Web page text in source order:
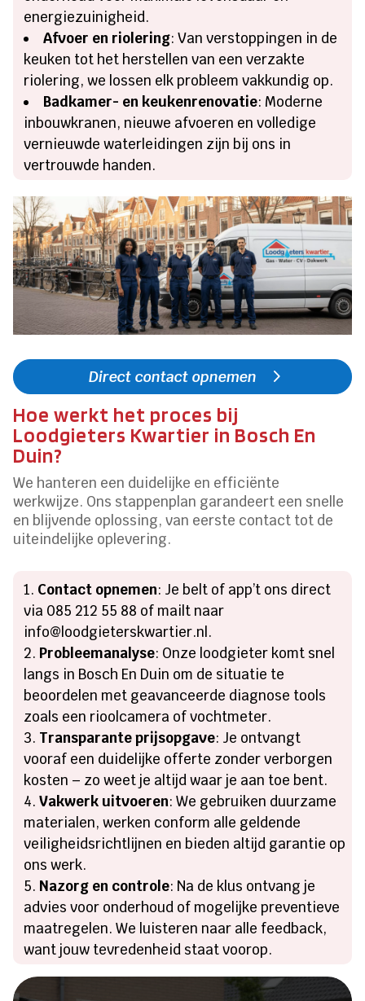
energiezuinigheid.
Afvoer en riolering: Van verstoppingen in de
keuken tot het herstellen van een verzakte
riolering, we lossen elk probleem vakkundig op.
Badkamer- en keukenrenovatie: Moderne
inbouwkranen, nieuwe afvoeren en volledige
vernieuwde waterleidingen zijn bij ons in
vertrouwde handen.
Direct contact opnemen
Hoe werkt het proces bij
Loodgieters Kwartier in Bosch En
Duin?
We hanteren een duidelijke en efficiënte
werkwijze. Ons stappenplan garandeert een snelle
en blijvende oplossing, van eerste contact tot de
uiteindelijke oplevering.
Contact opnemen: Je belt of app’t ons direct
via 085 212 55 88 of mailt naar
info@loodgieterskwartier.nl.
Probleemanalyse: Onze loodgieter komt snel
langs in Bosch En Duin om de situatie te
beoordelen met geavanceerde diagnose tools
zoals een rioolcamera of vochtmeter.
Transparante prijsopgave: Je ontvangt
vooraf een duidelijke offerte zonder verborgen
kosten – zo weet je altijd waar je aan toe bent.
Vakwerk uitvoeren: We gebruiken duurzame
materialen, werken conform alle geldende
veiligheidsrichtlijnen en bieden altijd garantie op
ons werk.
Nazorg en controle: Na de klus ontvang je
advies voor onderhoud of mogelijke preventieve
maatregelen. We luisteren naar alle feedback,
want jouw tevredenheid staat voorop.